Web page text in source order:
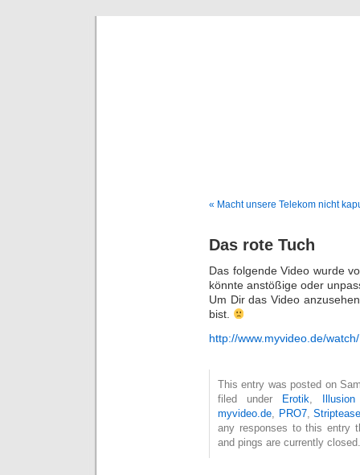
« Macht unsere Telekom nicht
Das rote Tuch
Das folgende Video wurde
könnte anstößige oder
Um Dir das Video
bist.
http://www.myvideo.de/
This entry was posted on
filed under
Erotik,
myvideo.de, PRO7, Striptease
any responses to this entry
and pings are currently closed.